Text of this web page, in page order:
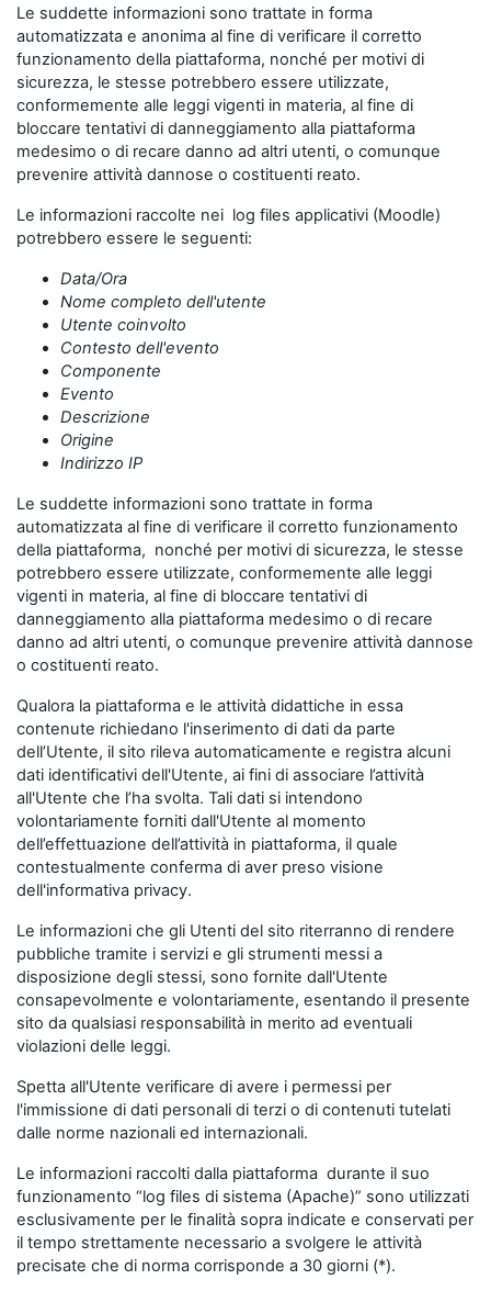
Le suddette informazioni sono trattate in forma
automatizzata e anonima al fine di verificare il corretto
funzionamento della piattaforma, nonché per motivi di
sicurezza, le stesse potrebbero essere utilizzate,
conformemente alle leggi vigenti in materia, al fine di
bloccare tentativi di danneggiamento alla piattaforma
medesimo o di recare danno ad altri utenti, o comunque
prevenire attività dannose o costituenti reato.
Le informazioni raccolte nei log files applicativi (Moodle)
potrebbero essere le seguenti:
Data/Ora
Nome completo dell'utente
Utente coinvolto
Contesto dell'evento
Componente
Evento
Descrizione
Origine
Indirizzo IP
Le suddette informazioni sono trattate in forma
automatizzata al fine di verificare il corretto funzionamento
della piattaforma, nonché per motivi di sicurezza, le stesse
potrebbero essere utilizzate, conformemente alle leggi
vigenti in materia, al fine di bloccare tentativi di
danneggiamento alla piattaforma medesimo o di recare
danno ad altri utenti, o comunque prevenire attività dannose
o costituenti reato.
Qualora la piattaforma e le attività didattiche in essa
contenute richiedano l'inserimento di dati da parte
dell’Utente, il sito rileva automaticamente e registra alcuni
dati identificativi dell'Utente, ai fini di associare l’attività
all'Utente che l’ha svolta. Tali dati si intendono
volontariamente forniti dall'Utente al momento
dell’effettuazione dell’attività in piattaforma, il quale
contestualmente conferma di aver preso visione
dell'informativa privacy.
Le informazioni che gli Utenti del sito riterranno di rendere
pubbliche tramite i servizi e gli strumenti messi a
disposizione degli stessi, sono fornite dall'Utente
consapevolmente e volontariamente, esentando il presente
sito da qualsiasi responsabilità in merito ad eventuali
violazioni delle leggi.
Spetta all'Utente verificare di avere i permessi per
l'immissione di dati personali di terzi o di contenuti tutelati
dalle norme nazionali ed internazionali.
Le informazioni raccolti dalla piattaforma durante il suo
funzionamento “log files di sistema (Apache)” sono utilizzati
esclusivamente per le finalità sopra indicate e conservati per
il tempo strettamente necessario a svolgere le attività
precisate che di norma corrisponde a 30 giorni (*).